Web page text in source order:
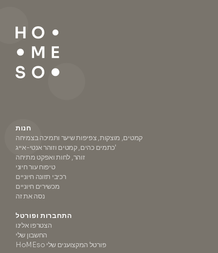
חנות
קמטים, מוצקות, צפיפות שיער ותמיכה בצמיחה
כתמים כהים, קמטים וזוהר אנטי-אייג'
זוהר, לחות ואפקט מתיחה
טיפוח עור חיוני
רכיבי תזונה חיוניים
מכשירים חיוניים
נסה את זה
התחברות ופורטל
הצטרפו אלינו
החשבון שלי
HoMEso פורטל המקצוענים שלי